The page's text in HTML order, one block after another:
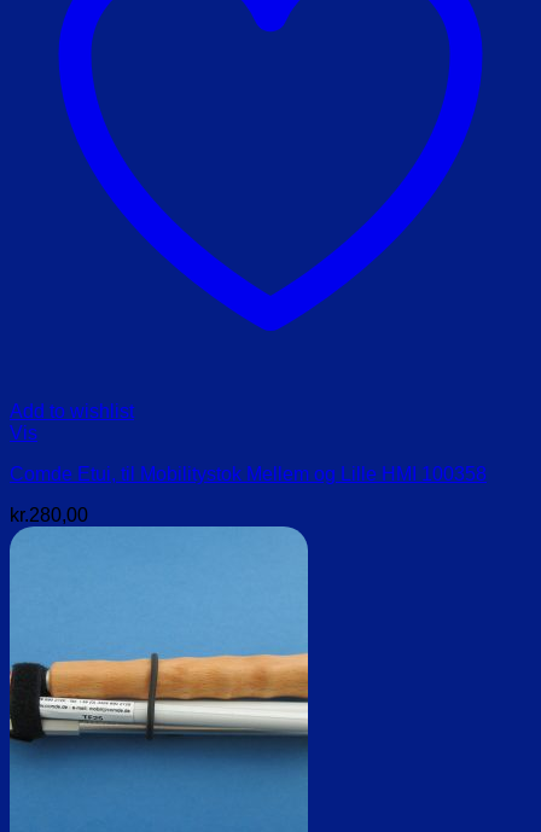
Add to wishlist
Vis
Comde Etui, til Mobilitystok Mellem og Lille HMI 100358
kr.280,00